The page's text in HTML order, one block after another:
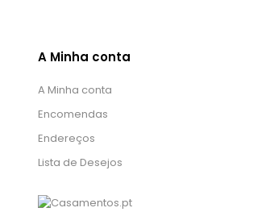
A Minha conta
A Minha conta
Encomendas
Endereços
Lista de Desejos